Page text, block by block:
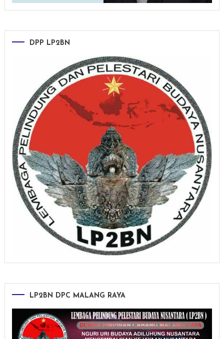
DPP LP2BN
LP2BN DPC MALANG RAYA